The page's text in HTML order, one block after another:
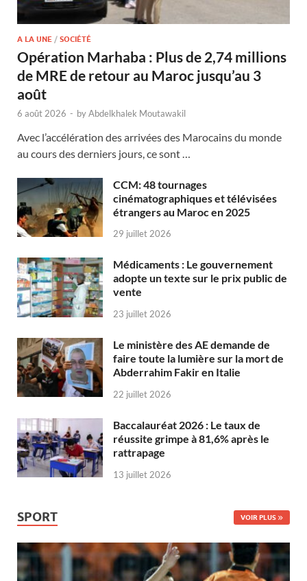
A LA UNE / SOCIÉTÉ
Opération Marhaba : Plus de 2,74 millions
de MRE de retour au Maroc jusqu’au 3
août
6 août 2026 - byAbdelkhalek Moutawakil
Avec l’accélération des arrivées des Marocains du monde
au cours des derniers jours, ce sont …
CCM: 48 tournages
cinématographiques et télévisées
étrangers au Maroc en 2025
29 juillet 2026
Médicaments : Le gouvernement
adopte un texte sur le prix public de
vente
23 juillet 2026
Le ministère des AE demande de
faire toute la lumière sur la mort de
Abderrahim Fakir en Italie
22 juillet 2026
Baccalauréat 2026 : Le taux de
réussite grimpe à 81,6% après le
rattrapage
13 juillet 2026
SPORT VOIR PLUS